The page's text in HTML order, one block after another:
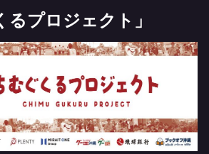
プロジェクト」